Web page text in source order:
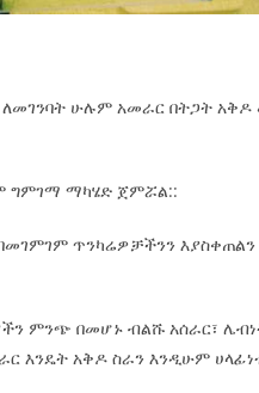
ሁሉም አመራር በትጋት
ግምገማ ማካሄድ ጀምሯል::
ጥንካሬዎቻችንን
ምንጭ በመሆኑ ብልሹ አሰራር፣
እንዴት አቅዶ ስራን እንዲሁም